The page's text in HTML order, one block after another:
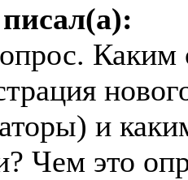
Каким
и
Чем это